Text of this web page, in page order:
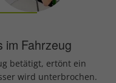
im Fahrzeug
betätigt, ertönt ein
wird unterbrochen.